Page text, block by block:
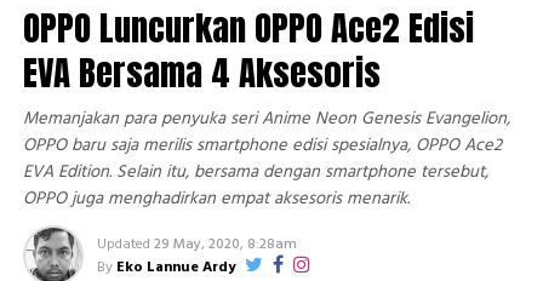
OPPO Luncurkan OPPO Ace2 Edisi
EVA Bersama 4 Aksesoris
Memanjakan para penyuka seri Anime Neon Genesis Evangelion,
OPPO baru saja merilis smartphone edisi spesialnya, OPPO Ace2
EVA Edition. Selain itu, bersama dengan smartphone tersebut,
OPPO juga menghadirkan empat aksesoris menarik.
Updated 29 May, 2020, 8:28am
By Eko Lannue Ardy